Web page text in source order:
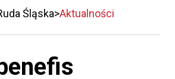
Śląska Aktualności